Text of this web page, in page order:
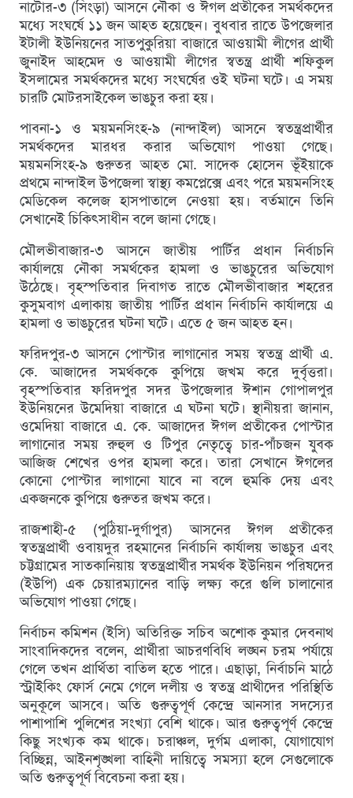
নাটোর-৩ (সিংড়া) আসনে নৌকা ও ঈগল প্রতীকের সমর্থকদের
মধ্যে সংঘর্ষে ১১ জন আহত হয়েছেন। বুধবার রাতে উপজেলার
ইটালী ইউনিয়নের সাতপুকুরিয়া বাজারে আওয়ামী লীগের প্রার্থী
জুনাইদ আহমেদ ও আওয়ামী লীগের স্বতন্ত্র প্রার্থী শফিকুল
ইসলামের সমর্থকদের মধ্যে সংঘর্ষের ওই ঘটনা ঘটে। এ সময়
চারটি মোটরসাইকেল ভাঙচুর করা হয়।
পাবনা-১ ও ময়মনসিংহ-৯ (নান্দাইল) আসনে স্বতন্ত্রপ্রার্থীর
সমর্থকদের মারধর করার অভিযোগ পাওয়া গেছে।
ময়মনসিংহ-৯ গুরুতর আহত মো. সাদেক হোসেন ভূঁইয়াকে
প্রথমে নান্দাইল উপজেলা স্বাস্থ্য কমপ্লেক্সে এবং পরে ময়মনসিংহ
মেডিকেল কলেজ হাসপাতালে নেওয়া হয়। বর্তমানে তিনি
সেখানেই চিকিৎসাধীন বলে জানা গেছে।
মৌলভীবাজার-৩ আসনে জাতীয় পার্টির প্রধান নির্বাচনি
কার্যালয়ে নৌকা সমর্থকের হামলা ও ভাঙচুরের অভিযোগ
উঠেছে। বৃহস্পতিবার দিবাগত রাতে মৌলভীবাজার শহরের
কুসুমবাগ এলাকায় জাতীয় পার্টির প্রধান নির্বাচনি কার্যালয়ে এ
হামলা ও ভাঙচুরের ঘটনা ঘটে। এতে ৫ জন আহত হন।
ফরিদপুর-৩ আসনে পোস্টার লাগানোর সময় স্বতন্ত্র প্রার্থী এ.
কে. আজাদের সমর্থককে কুপিয়ে জখম করে দুর্বৃত্তরা।
বৃহস্পতিবার ফরিদপুর সদর উপজেলার ঈশান গোপালপুর
ইউনিয়নের উমেদিয়া বাজারে এ ঘটনা ঘটে। স্থানীয়রা জানান,
ওমেদিয়া বাজারে এ. কে. আজাদের ঈগল প্রতীকের পোস্টার
লাগানোর সময় রুহুল ও টিপুর নেতৃত্বে চার-পাঁচজন যুবক
আজিজ শেখের ওপর হামলা করে। তারা সেখানে ঈগলের
কোনো পোস্টার লাগানো যাবে না বলে হুমকি দেয় এবং
একজনকে কুপিয়ে গুরুতর জখম করে।
রাজশাহী-৫ (পুঠিয়া-দুর্গাপুর) আসনের ঈগল প্রতীকের
স্বতন্ত্রপ্রার্থী ওবায়দুর রহমানের নির্বাচনি কার্যালয় ভাঙচুর এবং
চট্টগ্রামের সাতকানিয়ায় স্বতন্ত্রপ্রার্থীর সমর্থক ইউনিয়ন পরিষদের
(ইউপি) এক চেয়ারম্যানের বাড়ি লক্ষ্য করে গুলি চালানোর
অভিযোগ পাওয়া গেছে।
নির্বাচন কমিশন (ইসি) অতিরিক্ত সচিব অশোক কুমার দেবনাথ
সাংবাদিকদের বলেন, প্রার্থীরা আচরণবিধি লঙ্ঘন চরম পর্যায়ে
গেলে তখন প্রার্থিতা বাতিল হতে পারে। এছাড়া, নির্বাচনি মাঠে
স্ট্রাইকিং ফোর্স নেমে গেলে দলীয় ও স্বতন্ত্র প্রাথীদের পরিস্থিতি
অনুকূলে আসবে। অতি গুরুত্বপূর্ণ কেন্দ্রে আনসার সদস্যের
পাশাপাশি পুলিশের সংখ্যা বেশি থাকে। আর গুরুত্বপূর্ণ কেন্দ্রে
কিছু সংখ্যক কম থাকে। চরাঞ্চল, দুর্গম এলাকা, যোগাযোগ
বিচ্ছিন্ন, আইনশৃঙ্খলা বাহিনী দায়িত্বে সমস্যা হলে সেগুলোকে
অতি গুরুত্বপূর্ণ বিবেচনা করা হয়।